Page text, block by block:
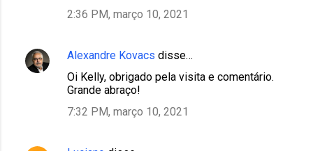
n
2:36 PM, março 10, 2021
Alexandre Kovacs disse…
Oi Kelly, obrigado pela visita e comentário.
Grande abraço!
7:32 PM, março 10, 2021